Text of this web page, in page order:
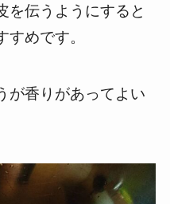
を伝うようにすると
めです。
が香りがあってよい